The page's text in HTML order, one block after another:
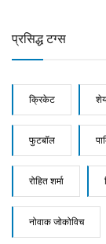
प्रसिद्ध टग्स
क्रिकेट
फुटबॉल
रोहित शर्मा
नोवाक जोकोविच